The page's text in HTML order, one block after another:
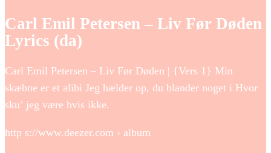
Carl Emil Petersen – Liv Før Døden
Lyrics (da)
Carl Emil Petersen – Liv Før Døden | {Vers 1} Min
skæbne er et alibi Jeg hælder op, du blander noget i Hvor
sku’ jeg være hvis ikke.
http s://www.deezer.com › album